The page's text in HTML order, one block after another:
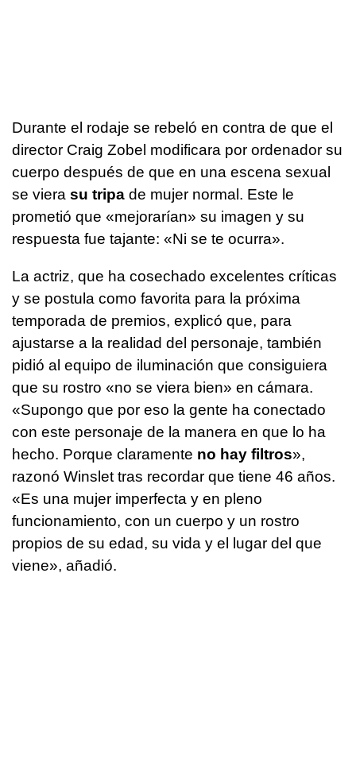
Durante el rodaje se rebeló en contra de que el
director Craig Zobel modificara por ordenador su
cuerpo después de que en una escena sexual
se viera su tripa de mujer normal. Este le
prometió que «mejorarían» su imagen y su
respuesta fue tajante: «Ni se te ocurra».
La actriz, que ha cosechado excelentes críticas
y se postula como favorita para la próxima
temporada de premios, explicó que, para
ajustarse a la realidad del personaje, también
pidió al equipo de iluminación que consiguiera
que su rostro «no se viera bien» en cámara.
«Supongo que por eso la gente ha conectado
con este personaje de la manera en que lo ha
hecho. Porque claramente no hay filtros»,
razonó Winslet tras recordar que tiene 46 años.
«Es una mujer imperfecta y en pleno
funcionamiento, con un cuerpo y un rostro
propios de su edad, su vida y el lugar del que
viene», añadió.